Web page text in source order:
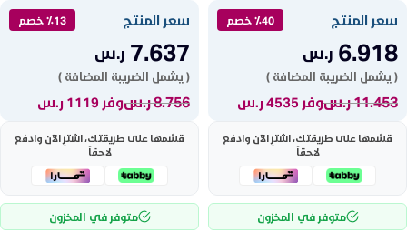
سعر المنتج ٪40 خصم
6.918 ر.س
( يشمل الضريبة المضافة )
11.453ر.سوفر 4535 ر.س
قسّمها على طريقتك، اشترِ الآن وادفع
لاحقاً
متوفر في المخزون
سعر المنتج ٪13 خصم
7.637 ر.س
( يشمل الضريبة المضافة )
8.756ر.سوفر 1119 ر.س
قسّمها على طريقتك، اشترِ الآن وادفع
لاحقاً
متوفر في المخزون